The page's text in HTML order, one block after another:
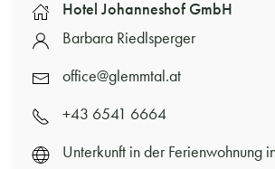
Hotel Johanneshof GmbH
Barbara Riedlsperger
office@glemmtal.at
+43 6541 6664
Unterkunft in der Ferienwohnung